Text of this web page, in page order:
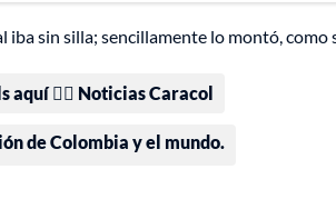
iba sin silla; sencillamente lo montó, como
👉🏻 Noticias Caracol
de Colombia y el mundo.